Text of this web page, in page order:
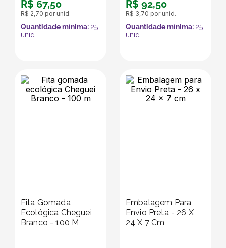
R$ 67,50
R$ 2,70 por unid.
Quantidade mínima: 25
unid.
R$ 92,50
R$ 3,70 por unid.
Quantidade mínima: 25
unid.
Fita Gomada
Ecológica Cheguei
Branco - 100 M
Embalagem Para
Envio Preta - 26 X
24 X 7 Cm